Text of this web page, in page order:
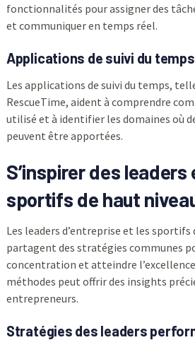
fonctionnalités pour assigner des
et communiquer en temps réel.
Applications de suivi du temps
Les applications de suivi du temps,
RescueTime, aident à comprendre
utilisé et à identifier les domaines où
peuvent être apportées.
S’inspirer des leaders
sportifs de haut
Les leaders d’entreprise et les sportifs
partagent des stratégies communes
concentration et atteindre
méthodes peut offrir des insights
entrepreneurs.
Stratégies des leaders